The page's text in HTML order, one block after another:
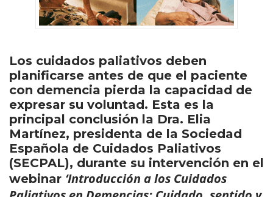
Los cuidados paliativos deben
planificarse antes de que el paciente
con demencia pierda la capacidad de
expresar su voluntad. Esta es la
principal conclusión la Dra. Elia
Martínez, presidenta de la Sociedad
Española de Cuidados Paliativos
(SECPAL), durante su intervención en el
webinar ‘Introducción a los Cuidados